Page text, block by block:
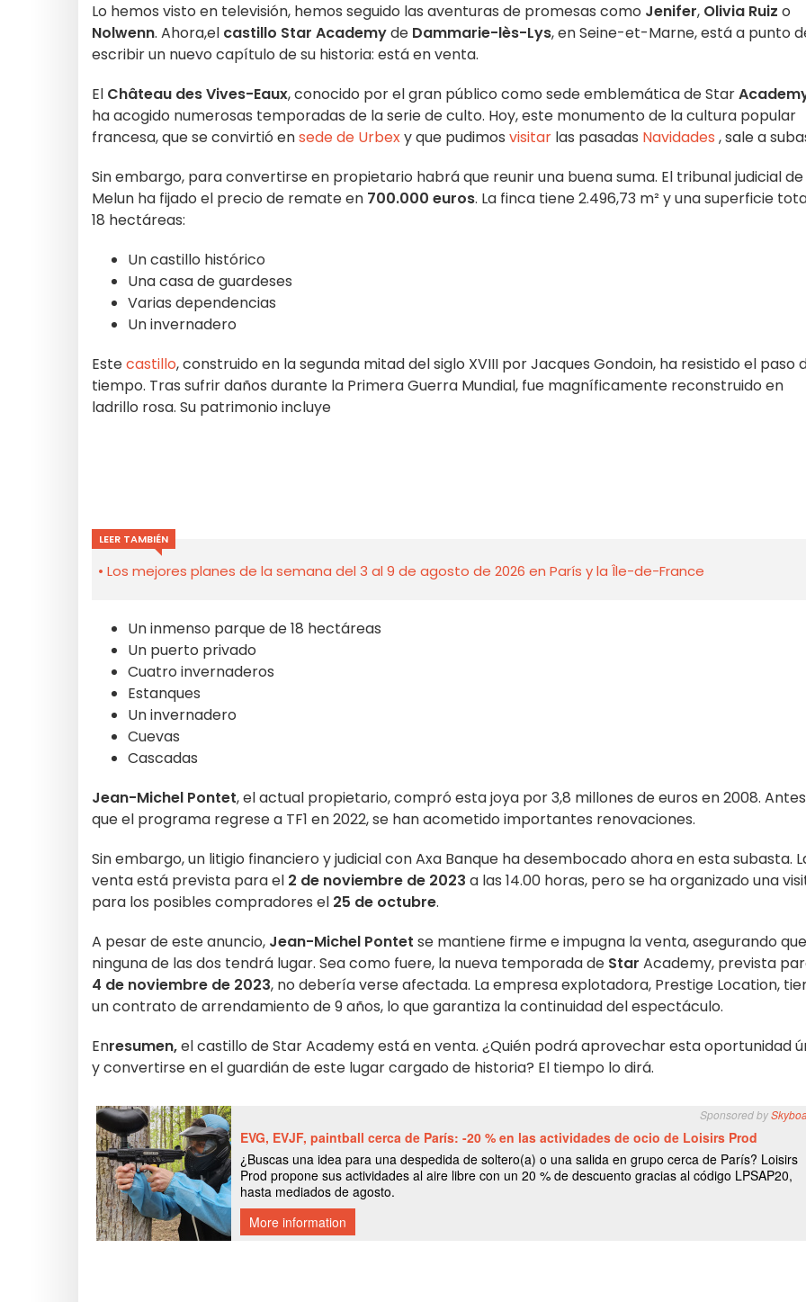
Lo hemos visto en televisión, hemos seguido las aventuras de promesas como Jenifer, Olivia Ruiz o
Nolwenn. Ahora,el castillo Star Academyde Dammarie-lès-Lys, en Seine-et-Marne, está a punto
escribir un nuevo capítulo de su historia: está en venta.
El Château des Vives-Eaux, conocido por el gran público como sede emblemática de Star
ha acogido numerosas temporadas de la serie de culto. Hoy, este monumento de la cultura popular
francesa, que se convirtió ensede de Urbexy que pudimos visitar las pasadas Navidades , sale a
Sin embargo, para convertirse en propietario habrá que reunir una buena suma. El tribunal judicial de
Melun ha fijado el precio de remate en 700.000 euros. La finca tiene 2.496,73 m² y una superficie
18 hectáreas:
Un castillo histórico
Una casa de guardeses
Varias dependencias
Un invernadero
Estecastillo, construido en la segunda mitad del siglo XVIII por Jacques Gondoin, ha resistido el paso
tiempo. Tras sufrir daños durante la Primera Guerra Mundial, fue magníficamente reconstruido en
ladrillo rosa. Su patrimonio incluye
LEER TAMBIÉN
Los mejores planes de la semana del 3 al 9 de agosto de 2026 en París y la Île-de-France
Un inmenso parque de 18 hectáreas
Un puerto privado
Cuatro invernaderos
Estanques
Un invernadero
Cuevas
Cascadas
Jean-Michel Pontet, el actual propietario, compró esta joya por 3,8 millones de euros en 2008.
que el programa regrese a TF1 en 2022, se han acometido importantes renovaciones.
Sin embargo, un litigio financiero y judicial con Axa Banque ha desembocado ahora en esta subasta.
venta está prevista para el 2 de noviembre de 2023 a las 14.00 horas, pero se ha organizado una
para los posibles compradores el 25 de octubre.
A pesar de este anuncio, Jean-Michel Pontet se mantiene firme e impugna la venta, asegurando que
ninguna de las dos tendrá lugar. Sea como fuere, la nueva temporada de Star Academy, prevista
4 de noviembre de 2023, no debería verse afectada. La empresa explotadora, Prestige Location,
un contrato de arrendamiento de 9 años, lo que garantiza la continuidad del espectáculo.
Enresumen,el castillo de Star Academy está en venta. ¿Quién podrá aprovechar esta oportunidad
y convertirse en el guardián de este lugar cargado de historia? El tiempo lo dirá.